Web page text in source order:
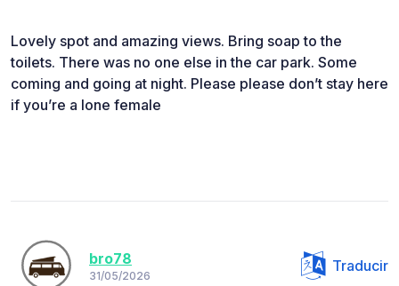
Lovely spot and amazing views. Bring soap to the
toilets. There was no one else in the car park. Some
coming and going at night. Please please don’t stay here
if you’re a lone female
bro78
31/05/2026
Traducir